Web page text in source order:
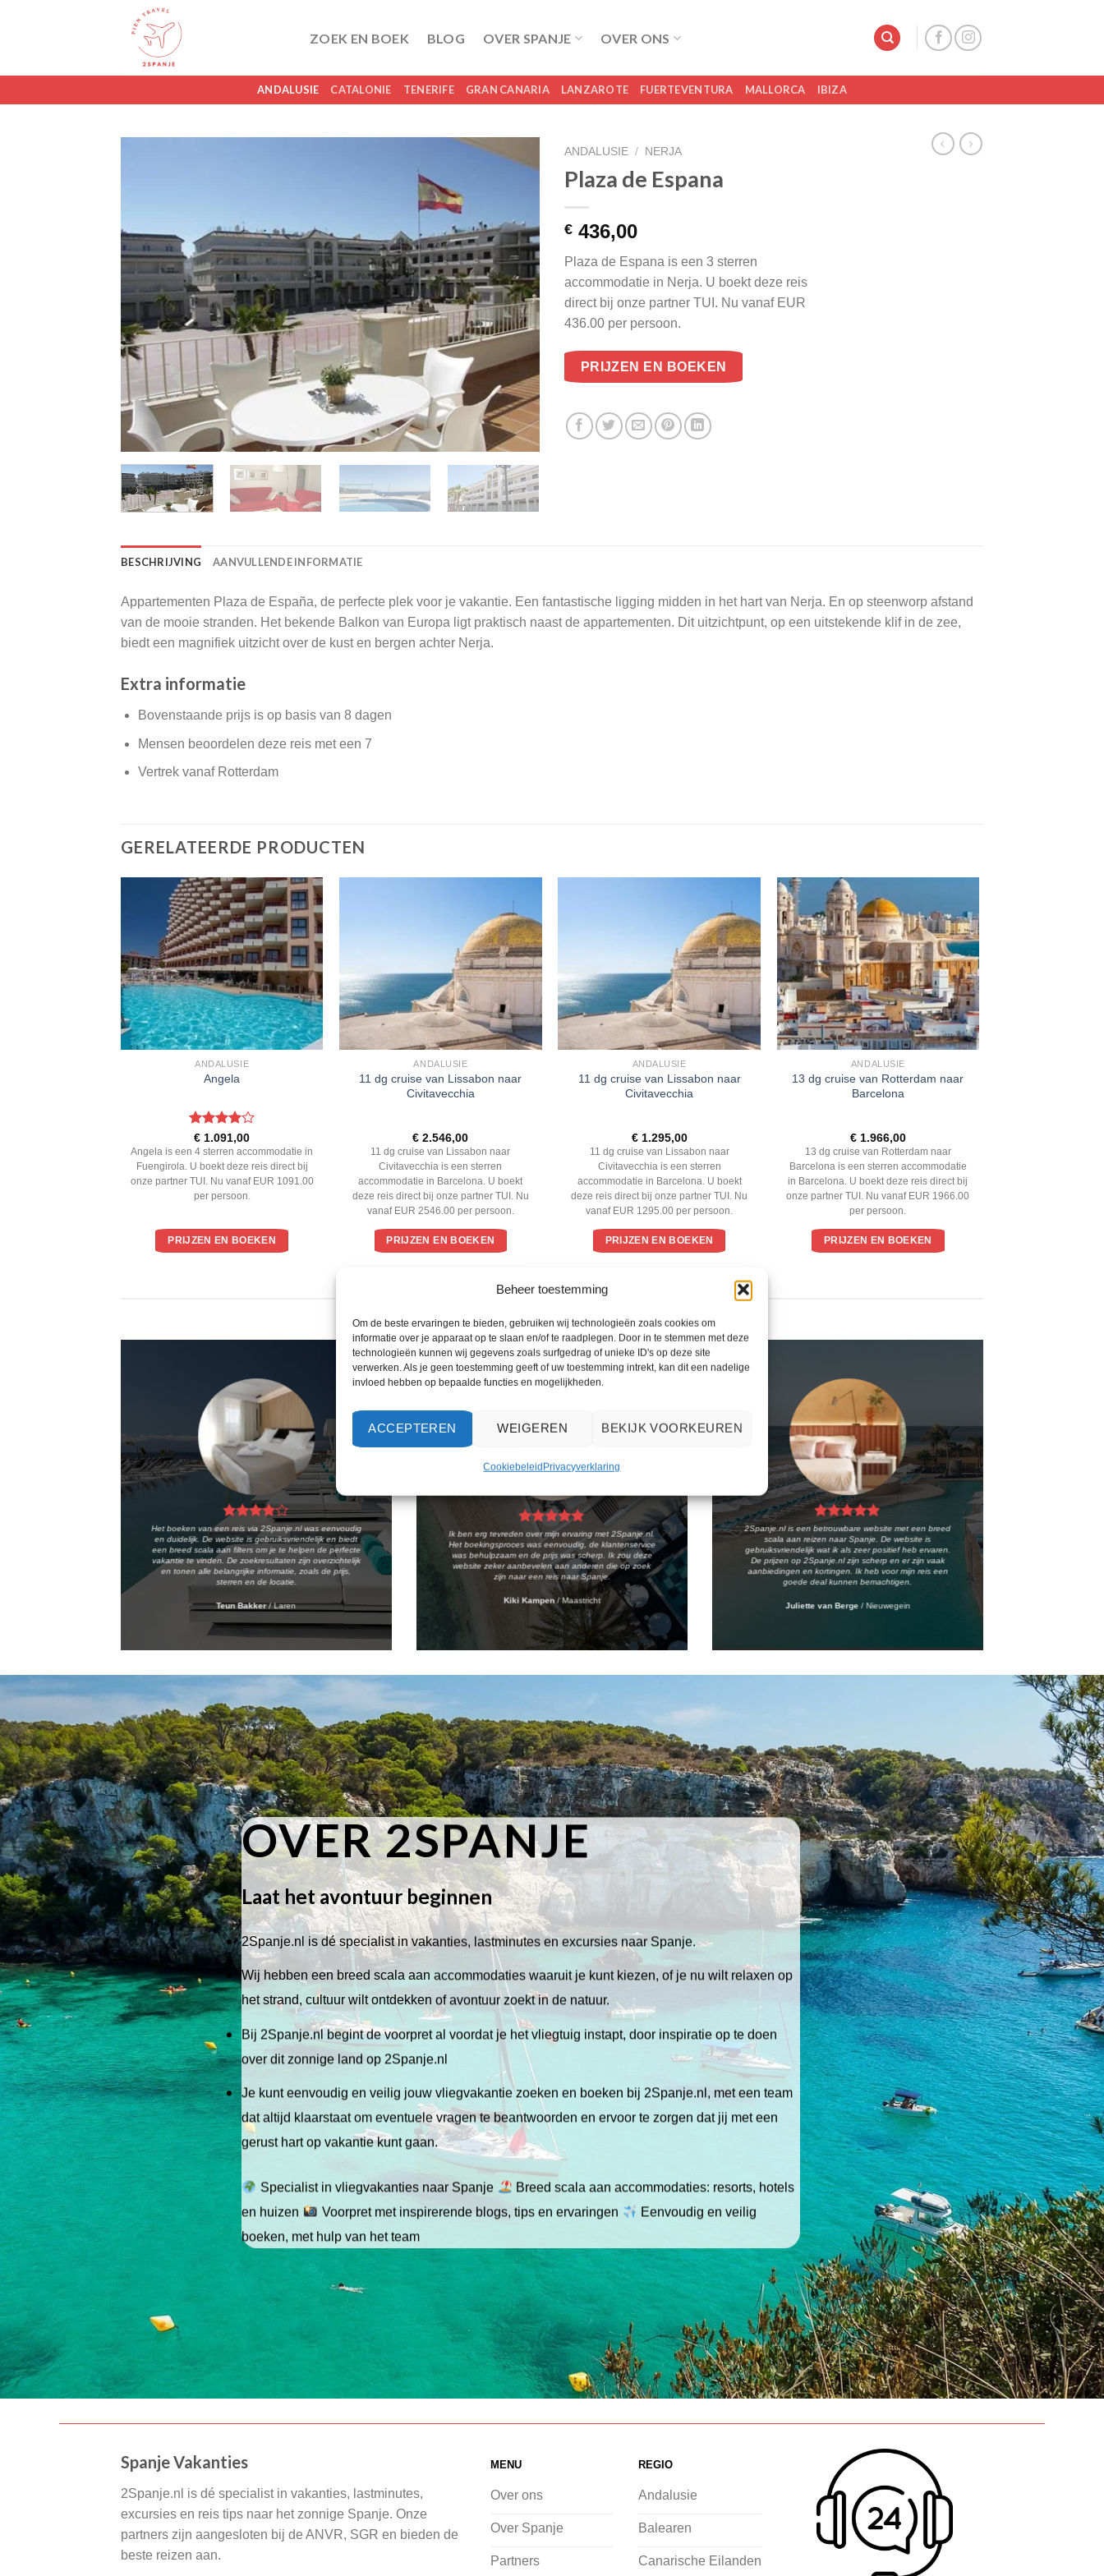
Beheer toestemming
Om de beste ervaringen te bieden, gebruiken wij technologieën zoals cookies om
informatie over je apparaat op te slaan en/of te raadplegen. Door in te stemmen met deze
technologieën kunnen wij gegevens zoals surfgedrag of unieke ID's op deze site
verwerken. Als je geen toestemming geeft of uw toestemming intrekt, kan dit een nadelige
invloed hebben op bepaalde functies en mogelijkheden.
ACCEPTEREN WEIGEREN BEKIJK VOORKEUREN
CookiebeleidPrivacyverklaring
ZOEK EN BOEK BLOG OVER SPANJE OVER ONS
ANDALUSIE CATALONIE TENERIFE GRAN CANARIA LANZAROTE FUERTEVENTURA MALLORCA IBIZA
ANDALUSIE / NERJA
Plaza de Espana
€ 436,00
Plaza de Espana is een 3 sterren
accommodatie in Nerja. U boekt deze reis
direct bij onze partner TUI. Nu vanaf EUR
436.00 per persoon.
PRIJZEN EN BOEKEN
BESCHRIJVING AANVULLENDE INFORMATIE
Appartementen Plaza de España, de perfecte plek voor je vakantie. Een fantastische ligging midden in het hart van Nerja. En op steenworp afstand
van de mooie stranden. Het bekende Balkon van Europa ligt praktisch naast de appartementen. Dit uitzichtpunt, op een uitstekende klif in de zee,
biedt een magnifiek uitzicht over de kust en bergen achter Nerja.
Extra informatie
Bovenstaande prijs is op basis van 8 dagen
Mensen beoordelen deze reis met een 7
Vertrek vanaf Rotterdam
GERELATEERDE PRODUCTEN
ANDALUSIE
Angela
Gewaardeerd
4uit 5
€ 1.091,00
Angela is een 4 sterren accommodatie in
Fuengirola. U boekt deze reis direct bij
onze partner TUI. Nu vanaf EUR 1091.00
per persoon.
PRIJZEN EN BOEKEN
ANDALUSIE
11 dg cruise van Lissabon naar
Civitavecchia
€ 2.546,00
11 dg cruise van Lissabon naar
Civitavecchia is een sterren
accommodatie in Barcelona. U boekt
deze reis direct bij onze partner TUI. Nu
vanaf EUR 2546.00 per persoon.
PRIJZEN EN BOEKEN
ANDALUSIE
11 dg cruise van Lissabon naar
Civitavecchia
€1.295,00
11 dg cruise van Lissabon naar
Civitavecchia is een sterren
accommodatie in Barcelona. U boekt
deze reis direct bij onze partner TUI. Nu
vanaf EUR 1295.00 per persoon.
PRIJZEN EN BOEKEN
ANDALUSIE
13 dg cruise van Rotterdam naar
Barcelona
€1.966,00
13 dg cruise van Rotterdam naar
Barcelona is een sterren accommodatie
in Barcelona. U boekt deze reis direct bij
onze partner TUI. Nu vanaf EUR 1966.00
per persoon.
PRIJZEN EN BOEKEN
WAT ZE OVER ONS ZEGGEN
Het boeken van een reis via 2Spanje.nl was eenvoudig
en duidelijk. De website is gebruiksvriendelijk en biedt
een breed scala aan filters om je te helpen de perfecte
vakantie te vinden. De zoekresultaten zijn overzichtelijk
en tonen alle belangrijke informatie, zoals de prijs,
sterren en de locatie.
Teun Bakker /Laren
Ik ben erg tevreden over mijn ervaring met 2Spanje.nl.
Het boekingsproces was eenvoudig, de klantenservice
was behulpzaam en de prijs was scherp. Ik zou deze
website zeker aanbevelen aan anderen die op zoek
zijn naar een reis naar Spanje.
Kiki Kampen /Maastricht
2Spanje.nl is een betrouwbare website met een breed
scala aan reizen naar Spanje. De website is
gebruiksvriendelijk wat ik als zeer positief heb ervaren.
De prijzen op 2Spanje.nl zijn scherp en er zijn vaak
aanbiedingen en kortingen. Ik heb voor mijn reis een
goede deal kunnen bemachtigen.
Juliette van Berge / Nieuwegein
OVER 2SPANJE
Laat het avontuur beginnen
2Spanje.nl is dé specialist in vakanties, lastminutes en excursies naar Spanje.
Wij hebben een breed scala aan accommodaties waaruit je kunt kiezen, of je nu wilt relaxen op
het strand, cultuur wilt ontdekken of avontuur zoekt in de natuur.
Bij 2Spanje.nl begint de voorpret al voordat je het vliegtuig instapt, door inspiratie op te doen
over dit zonnige land op 2Spanje.nl
Je kunt eenvoudig en veilig jouw vliegvakantie zoeken en boeken bij 2Spanje.nl, met een team
dat altijd klaarstaat om eventuele vragen te beantwoorden en ervoor te zorgen dat jij met een
gerust hart op vakantie kunt gaan.
Specialist in vliegvakanties naar Spanje
Breed scala aan accommodaties: resorts, hotels
en huizen
Voorpret met inspirerende blogs, tips en ervaringen
Eenvoudig en veilig
boeken, met hulp van het team
Spanje Vakanties
2Spanje.nl is dé specialist in vakanties, lastminutes,
excursies en reis tips naar het zonnige Spanje. Onze
partners zijn aangesloten bij de ANVR, SGR en bieden de
beste reizen aan.
MENU
Over ons
Over Spanje
Partners
REGIO
Andalusie
Balearen
Canarische Eilanden